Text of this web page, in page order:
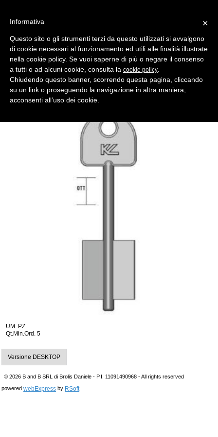
Indietro
chiave doppia mappa 2te2 ottone lucido
Comparativo Silca EN Produttore Key Line
UM. PZ
Qt.Min.Ord. 5
Versione DESKTOP
© 2026 B and B SRL di Brolis Daniele - P.I. 11091490968 - All rights reserved
powered webExpress by RSoft
×
Informativa
Questo sito o gli strumenti terzi da questo utilizzati si avvalgono
di cookie necessari al funzionamento ed utili alle finalità illustrate
nella cookie policy. Se vuoi saperne di più o negare il consenso
a tutti o ad alcuni cookie, consulta la cookie policy
Chiudendo questo banner, scorrendo questa pagina, cliccando
su un link o proseguendo la navigazione in altra maniera,
acconsenti all’uso dei cookie.